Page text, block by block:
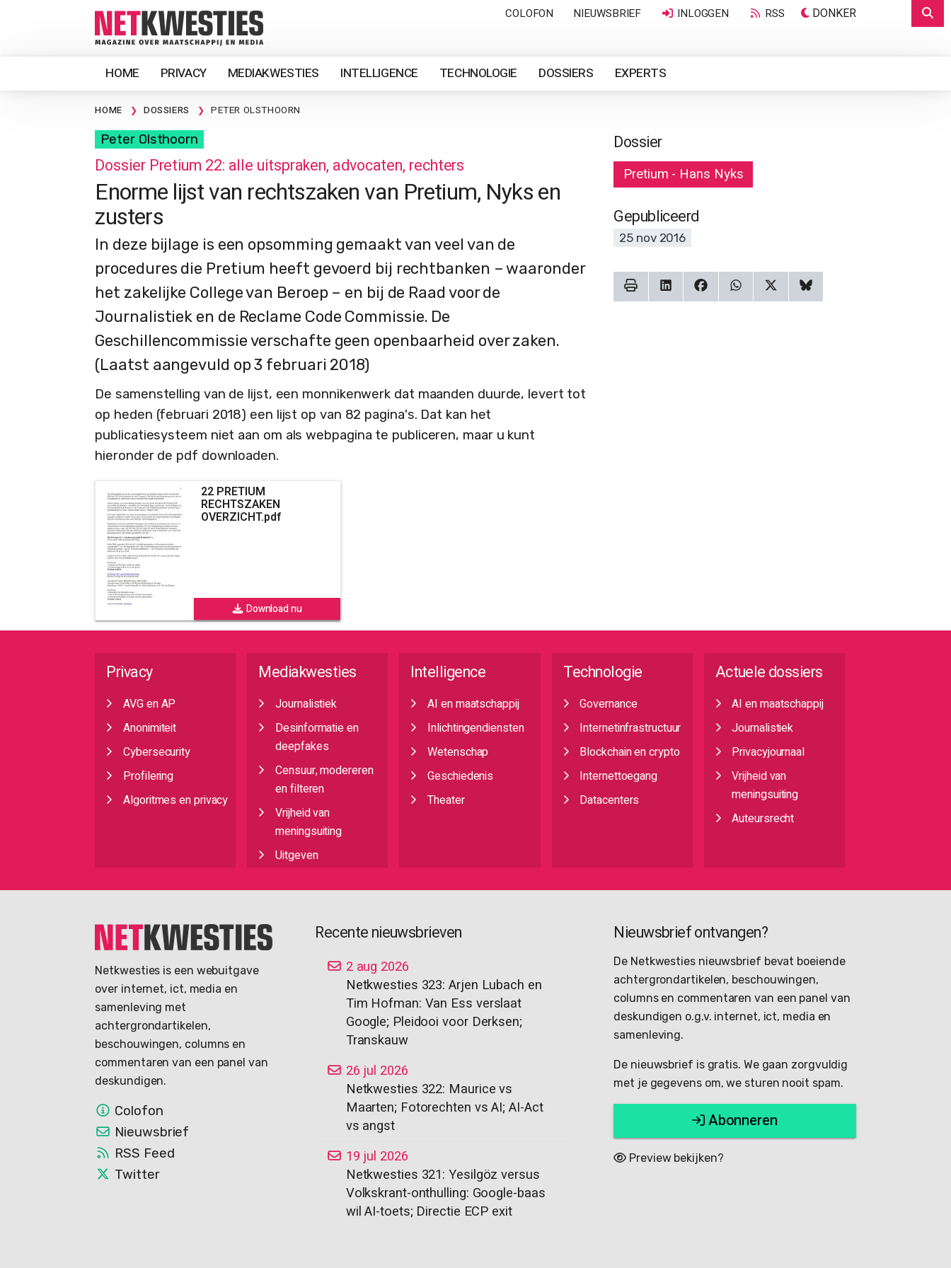
COLOFON NIEUWSBRIEF INLOGGEN RSS DONKER
HOME PRIVACY MEDIAKWESTIES INTELLIGENCE TECHNOLOGIE DOSSIERS EXPERTS
HOME DOSSIERS PETER OLSTHOORN
Peter Olsthoorn
Dossier Pretium 22: alle uitspraken, advocaten, rechters
Enorme lijst van rechtszaken van Pretium, Nyks en
zusters
In deze bijlage is een opsomming gemaakt van veel van de
procedures die Pretium heeft gevoerd bij rechtbanken – waaronder
het zakelijke College van Beroep – en bij de Raad voor de
Journalistiek en de Reclame Code Commissie. De
Geschillencommissie verschafte geen openbaarheid over zaken.
(Laatst aangevuld op 3 februari 2018)
De samenstelling van de lijst, een monnikenwerk dat maanden duurde, levert tot
op heden (februari 2018) een lijst op van 82 pagina's. Dat kan het
publicatiesysteem niet aan om als webpagina te publiceren, maar u kunt
hieronder de pdf downloaden.
22 PRETIUM
RECHTSZAKEN
OVERZICHT.pdf
Download nu
Dossier
Pretium - Hans Nyks
Gepubliceerd
25 nov 2016
Privacy
AVG en AP
Anonimiteit
Cybersecurity
Profilering
Algoritmes en privacy
Mediakwesties
Journalistiek
Desinformatie en
deepfakes
Censuur, modereren
en filteren
Vrijheid van
meningsuiting
Uitgeven
Intelligence
AI en maatschappij
Inlichtingendiensten
Wetenschap
Geschiedenis
Theater
Technologie
Governance
Internetinfrastructuur
Blockchain en crypto
Internettoegang
Datacenters
Actuele dossiers
AI en maatschappij
Journalistiek
Privacyjournaal
Vrijheid van
meningsuiting
Auteursrecht
Netkwesties is een webuitgave
over internet, ict, media en
samenleving met
achtergrondartikelen,
beschouwingen, columns en
commentaren van een panel van
deskundigen.
Colofon
Nieuwsbrief
RSS Feed
Twitter
Recente nieuwsbrieven
2 aug 2026
Netkwesties 323: Arjen Lubach en
Tim Hofman: Van Ess verslaat
Google; Pleidooi voor Derksen;
Transkauw
26 jul 2026
Netkwesties 322: Maurice vs
Maarten; Fotorechten vs AI; AI-Act
vs angst
19 jul 2026
Netkwesties 321: Yesilgöz versus
Volkskrant-onthulling: Google-baas
wil AI-toets; Directie ECP exit
Nieuwsbrief ontvangen?
De Netkwesties nieuwsbrief bevat boeiende
achtergrondartikelen, beschouwingen,
columns en commentaren van een panel van
deskundigen o.g.v. internet, ict, media en
samenleving.
De nieuwsbrief is gratis. We gaan zorgvuldig
met je gegevens om, we sturen nooit spam.
Abonneren
Preview bekijken?